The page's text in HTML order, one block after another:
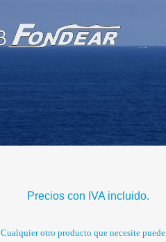
Precios con IVA incluido.
Cualquier otro producto que necesite puede